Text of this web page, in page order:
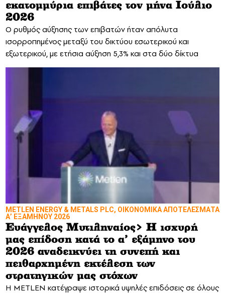
εκατομμύρια επιβάτες τον μήνα Ιούλιο
2026
Ο ρυθμός αύξησης των επιβατών ήταν απόλυτα
ισορροπημένος μεταξύ του δικτύου εσωτερικού και
εξωτερικού, με ετήσια αύξηση 5,3% και στα δύο δίκτυα
METLEN ENERGY & METALS PLC, ΟΙΚΟΝΟΜΙΚΑ ΑΠΟΤΕΛΕΣΜΑΤΑ
Α’ ΕΞΑΜΗΝΟΥ 2026
Ευάγγελος Μυτιληναίος> Η ισχυρή
μας επίδοση κατά το α’ εξάμηνο του
2026 αναδεικνύει τη συνεπή και
πειθαρχημένη εκτέλεση των
στρατηγικών μας στόχων
Η METLEN κατέγραψε ιστορικά υψηλές επιδόσεις σε όλους